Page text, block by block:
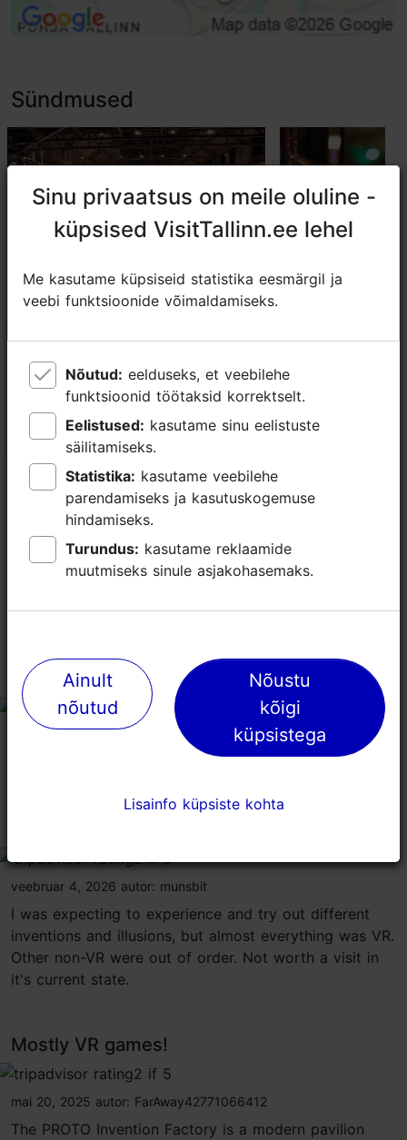
Sündmused
Robootikapäevad PROTOs
19.09.2026 - 04.10.2026
Näitus
Isadepäev
Näitus
TripAdvisori® hinnangud ja
arvustused
tripadvisor rating 4.0 of 5 põhineb67 hinnangul
cafe - not!
tripadvisor rating 1 of 5
Global815166
tripadvisor rating 2 of 5
veebruar 4, 2026 autor: munsbit
I was expecting to experience and try out different
inventions and illusions, but almost everything was VR.
Other non-VR were out of order. Not worth a visit in
it's current state.
Mostly VR games!
tripadvisor rating 2 of 5
mai 20, 2025 autor: FarAway42771066412
The PROTO Invention Factory is a modern pavilion
Sinu privaatsus on meile oluline -
küpsised VisitTallinn.ee lehel
Me kasutame küpsiseid statistika eesmärgil ja
veebi funktsioonide võimaldamiseks.
Nõutud:
funktsioonid töötaksid korrektselt.
Eelistused:
säilitamiseks.
Statistika:
parendamiseks ja kasutuskogemuse
hindamiseks.
Turundus:
muutmiseks sinule asjakohasemaks.
Ainult
nõutud
Nõustu
kõigi
küpsistega
Lisainfo küpsiste kohta
Sinu privaatsus on meile oluline -
küpsised VisitTallinn.ee lehel
Me kasutame küpsiseid statistika eesmärgil ja
veebi funktsioonide võimaldamiseks.
Nõutud:
funktsioonid töötaksid korrektselt.
Eelistused:
säilitamiseks.
Statistika:
parendamiseks ja kasutuskogemuse
hindamiseks.
Turundus:
muutmiseks sinule asjakohasemaks.
Ainult
nõutud
Nõustu
kõigi
küpsistega
Lisainfo küpsiste kohta